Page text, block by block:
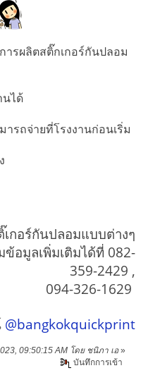
ารผลิตสติ๊กเกอร์กันปลอม
นได้
ารถจ่ายที่โรงงานก่อนเริ่ม
กอร์กันปลอมแบบต่างๆ
อมูลเพิ่มเติมได้ที่ 082-
359-2429 ,
094-326-1629
@bangkokquickprint
09:50:15 AM โดย ชนิภา เอ»
บันทึกการเข้า